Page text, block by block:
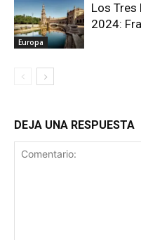
Europa
Los Tres
2024:
DEJA UNA RESPUESTA